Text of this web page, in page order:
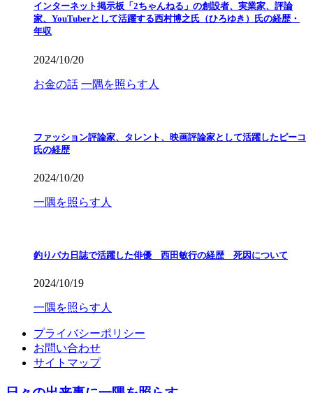
インターネット掲示板「2ちゃんねる」の創設者、実業家、評論
家、YouTuberとして活躍する西村博之氏（ひろゆき）氏の経歴・
年収
2024/10/20
お金の話 一隅を照らす人
ファッション評論家、タレント、映画評論家として活躍したピーコ
氏の経歴
2024/10/20
一隅を照らす人
釣りバカ日誌で活躍した俳優 西田敏行の経歴 死因について
2024/10/19
一隅を照らす人
プライバシーポリシー
お問い合わせ
サイトマップ